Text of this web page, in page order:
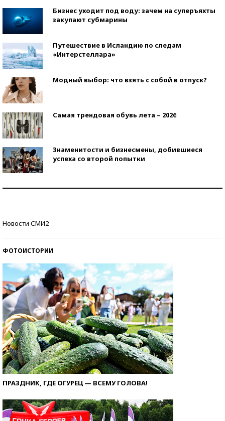
Бизнес уходит под воду: зачем на суперъяхты
закупают субмарины
Путешествие в Исландию по следам
«Интерстеллара»
Модный выбор: что взять с собой в отпуск?
Самая трендовая обувь лета – 2026
Знаменитости и бизнесмены, добившиеся
успеха со второй попытки
Новости СМИ2
ФОТОИСТОРИИ
ПРАЗДНИК, ГДЕ ОГУРЕЦ — ВСЕМУ ГОЛОВА!